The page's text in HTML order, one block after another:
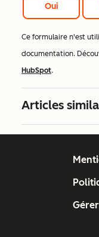
Oui
Ce formulaire n'est
documentation.
HubSpot.
Articles